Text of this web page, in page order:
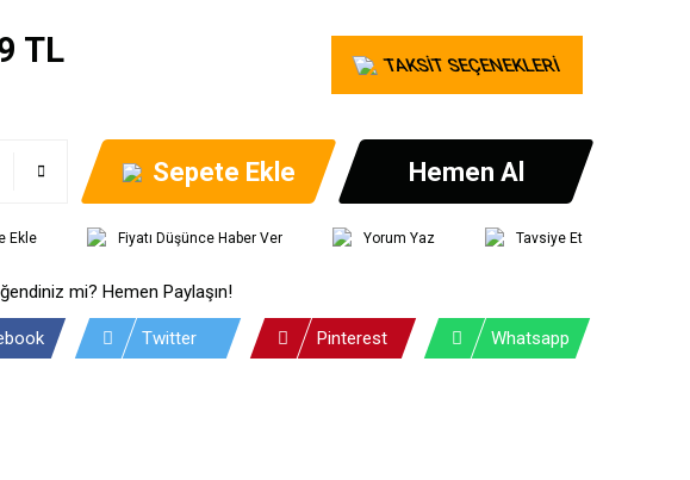
TL TAKSİT SEÇENEKLERİ
Sepete Ekle Hemen Al
Fiyatı Düşünce Haber Ver Yorum Yaz Tavsiye Et
mi? Hemen Paylaşın!
Twitter Pinterest Whatsapp